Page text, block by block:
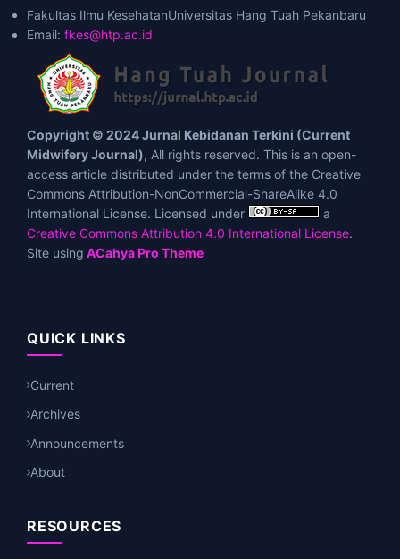
Fakultas Ilmu KesehatanUniversitas Hang Tuah Pekanbaru
Email: fkes@htp.ac.id
Copyright © 2024 Jurnal Kebidanan Terkini (Current
Midwifery Journal), All rights reserved. This is an open-
access article distributed under the terms of the Creative
Commons Attribution-NonCommercial-ShareAlike 4.0
International License. Licensed under
a
Creative Commons Attribution 4.0 International License.
Site using ACahya Pro Theme
QUICK LINKS
Current
Archives
Announcements
About
RESOURCES